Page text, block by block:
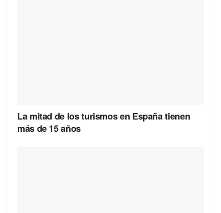
La mitad de los turismos en España tienen
más de 15 años